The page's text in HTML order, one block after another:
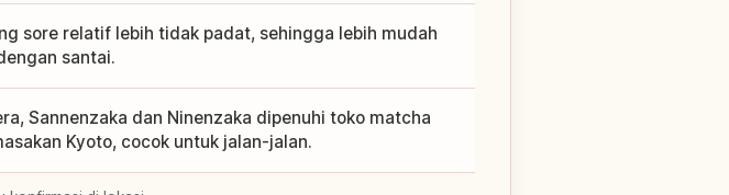
sore relatif lebih tidak padat, sehingga lebih mudah
santai.
Sannenzaka dan Ninenzaka dipenuhi toko matcha
Kyoto, cocok untuk jalan-jalan.